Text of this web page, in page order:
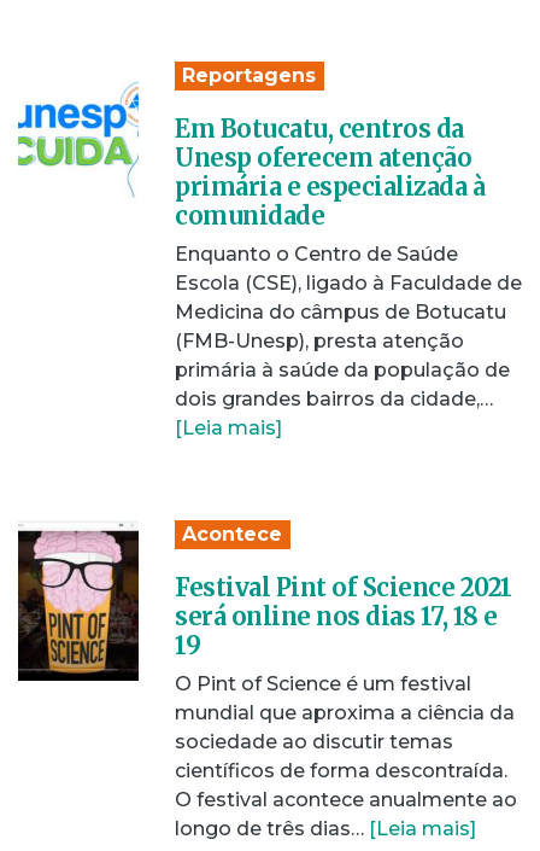
Reportagens
Em Botucatu, centros da
Unesp oferecem atenção
primária e especializada à
comunidade
Enquanto o Centro de Saúde
Escola (CSE), ligado à Faculdade de
Medicina do câmpus de Botucatu
(FMB-Unesp), presta atenção
primária à saúde da população de
dois grandes bairros da cidade,…
[Leia mais]
Acontece
Festival Pint of Science 2021
será online nos dias 17, 18 e
19
O Pint of Science é um festival
mundial que aproxima a ciência da
sociedade ao discutir temas
científicos de forma descontraída.
O festival acontece anualmente ao
longo de três dias… [Leia mais]